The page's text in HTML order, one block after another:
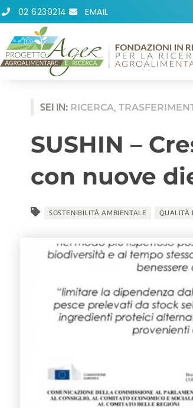
Vai
contenuto
02 6239214 EMAIL
SEI IN: RICERCA,
SUSHIN –
con nuove
SOSTENIBILITÀ AMBIENTALE QUALITÀ